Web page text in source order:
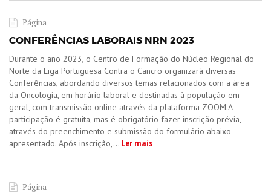
Página
CONFERÊNCIAS LABORAIS NRN 2023
Durante o ano 2023, o Centro de Formação do Núcleo Regional do
Norte da Liga Portuguesa Contra o Cancro organizará diversas
Conferências, abordando diversos temas relacionados com a área
da Oncologia, em horário laboral e destinadas à população em
geral, com transmissão online através da plataforma ZOOM.A
participação é gratuita, mas é obrigatório fazer inscrição prévia,
através do preenchimento e submissão do formulário abaixo
apresentado. Após inscrição,... Ler mais
Página